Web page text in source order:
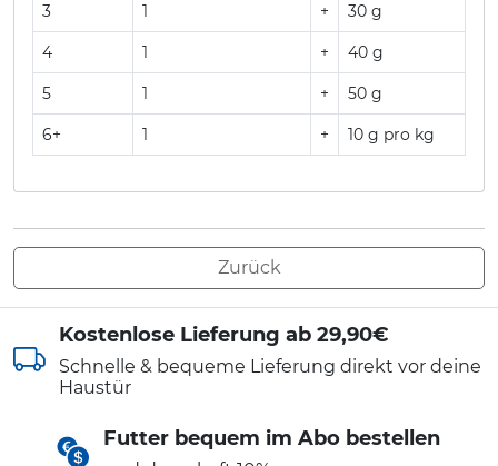
3 1 + 30 g
4 1 + 40 g
5 1 + 50 g
6+ 1 + 10 g pro kg
Zurück
Kostenlose Lieferung ab 29,90€
Schnelle & bequeme Lieferung direkt vor deine
Haustür
Futter bequem im Abo bestellen